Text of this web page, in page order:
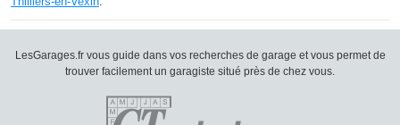
LesGarages.fr vous guide dans vos recherches de garage et vous permet de
trouver facilement un garagiste situé près de chez vous.